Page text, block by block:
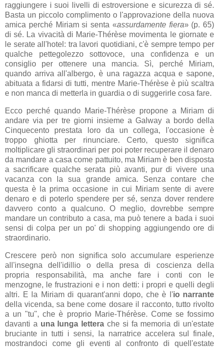
raggiungere i suoi livelli di estroversione e sicurezza di sé.
Basta un piccolo complimento o l'approvazione della nuova
amica perché Miriam si senta «assurdamente fiera» (p. 65)
di sé. La vivacità di Marie-Thérèse movimenta le giornate e
le serate all'hotel: tra lavori quotidiani, c'è sempre tempo per
qualche pettegolezzo sottovoce, una confidenza e un
consiglio per ottenere una mancia. Sì, perché Miriam,
quando arriva all'albergo, è una ragazza acqua e sapone,
abituata a fidarsi di tutti, mentre Marie-Thérèse è più scaltra
e non manca di metterla in guardia o di suggerirle cosa fare.
Ecco perché quando Marie-Thérèse propone a Miriam di
andare via per tre giorni insieme a Galway a bordo della
Cinquecento prestata loro da un collega, l'occasione è
troppo ghiotta per rinunciare. Certo, questo significa
moltiplicare gli straordinari per poi poter recuperare il denaro
da mandare a casa come pattuito, ma Miriam è ben disposta
a sacrificare qualche serata più avanti, pur di vivere una
vacanza con la sua grande amica. Senza contare che
questa è la prima occasione in cui Miriam sente di avere
denaro e di poterlo spendere per sé, senza dover rendere
davvero conto a qualcuno. O meglio, dovrebbe sempre
mandare un contributo a casa, ma può tenere a bada i suoi
sensi di colpa per un po' di shopping aggiungendo ore di
straordinario.
Crescere però non significa solo accumulare esperienze
all'insegna dell'idillio o della presa di coscienza della
propria responsabilità, ma anche fare i conti con le
menzogne, le frustrazioni e i non detti: i propri e quelli degli
altri. E la Miriam di quarant'anni dopo, che è l'io narrante
della vicenda, sa bene come dosare il racconto, tutto rivolto
a un "tu", che è proprio Marie-Thérèse. Come se fossimo
davanti a una lunga lettera che si fa memoria di un'estate
bruciante in tutti i sensi, la narratrice accelera sul finale,
mostrandoci come gli eventi al confronto di quell'estate